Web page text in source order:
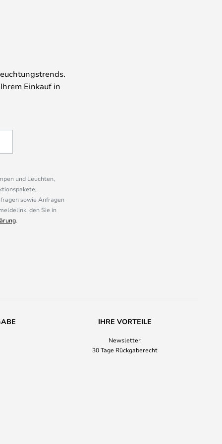
Einkauf in
und Leuchten,
sowie Anfragen
den Sie in
.
IHRE VORTEILE
Newsletter
30 Tage Rückgaberecht